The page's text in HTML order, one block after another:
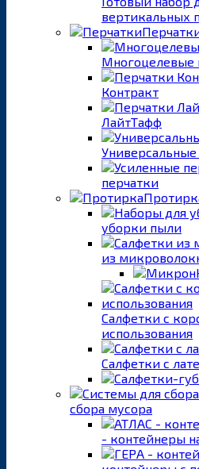
вертикальных
Многоцелевые
Контракт
ЛайтТафф
перчатки
уборки пыли
из
Салфетки с
использования
Салфетки с
сбора мусора
- контейнеры